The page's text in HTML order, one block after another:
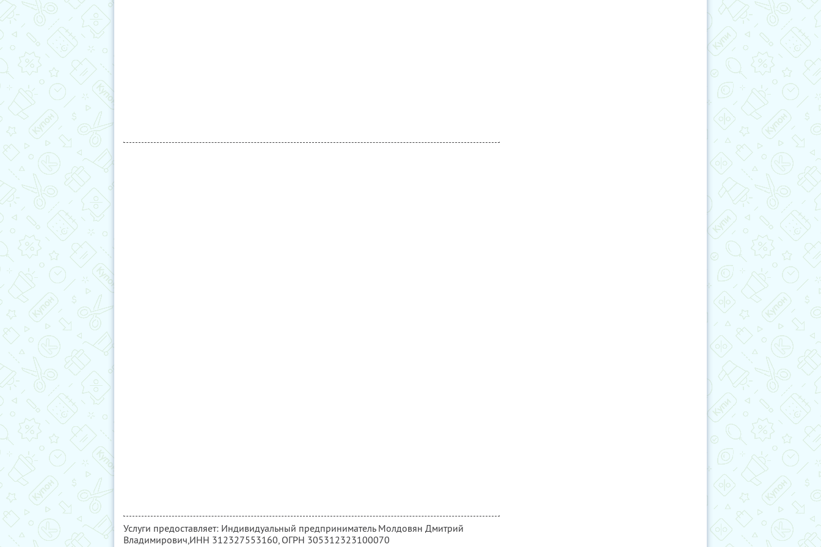
Услуги предоставляет: Индивидуальный предприниматель Молдовян Дмитрий
Владимирович,ИНН 312327553160, ОГРН 305312323100070